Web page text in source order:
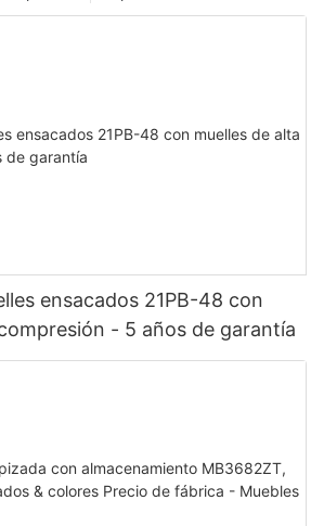
ensacados 21PB-48 con
- 5 años de garantía